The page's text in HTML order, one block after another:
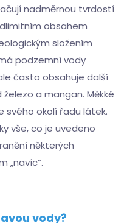
nadměrnou tvrdostí
obsahem
složením
podzemní vody
často obsahuje další
a mangan. Měkké
svého okolí řadu látek.
vše, co je uvedeno
některých
„navíc“.
vody?